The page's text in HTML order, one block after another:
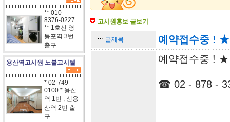
** 010-
8376-0227
** 1호선 영
등포역 3번
출구 ...
용산역고시원 노블고시텔
* 02-749-
0100 * 용산
역 1번 , 신용
산역 2번 출
구 ...
고시원홍보 글보기
글제목 예약접수중 !
예약접수중 !
☎ 02 - 878 -